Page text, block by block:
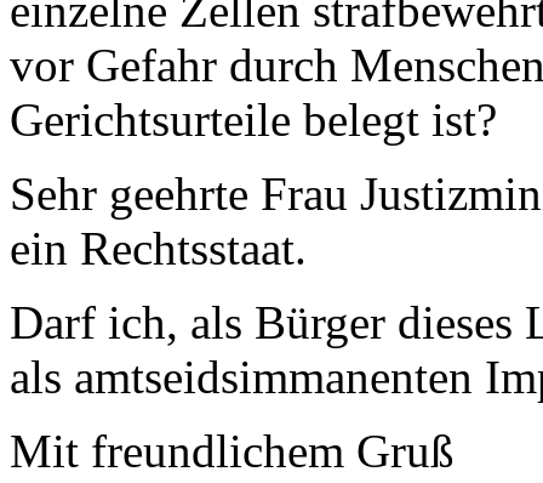
vor Gefahr durch
Gerichtsurteile belegt ist?
Sehr geehrte Frau
ein Rechtsstaat.
Darf ich, als Bürger dieses
als amtseidsimmanenten
Mit freundlichem Gruß